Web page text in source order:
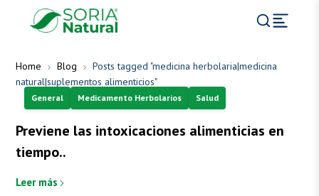
Home Blog
Posts tagged "medicina herbolaria|medicina
natural|suplementos alimenticios"
General Medicamento Herbolarios Salud
Previene las intoxicaciones alimenticias en
tiempo..
Leer más